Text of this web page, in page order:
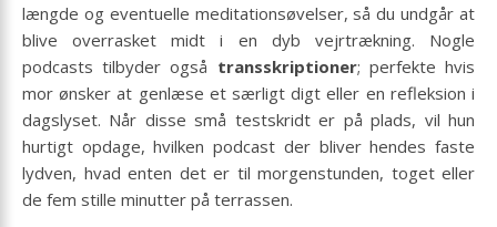
længde og eventuelle meditationsøvelser, så du undgår at
blive overrasket midt i en dyb vejrtrækning. Nogle
podcasts tilbyder også transskriptioner; perfekte hvis
mor ønsker at genlæse et særligt digt eller en refleksion i
dagslyset. Når disse små testskridt er på plads, vil hun
hurtigt opdage, hvilken podcast der bliver hendes faste
lydven, hvad enten det er til morgenstunden, toget eller
de fem stille minutter på terrassen.